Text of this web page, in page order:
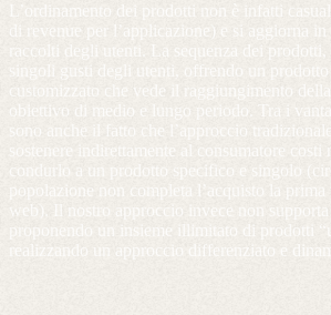
L’ordinamento dei prodotti non è infatti
di revenue per l’applicazione) e si aggiorna in
raccolti degli utenti. La sequenza dei prodotti,
singoli gusti degli utenti, offrendo un prodotto
customizzato che vede il raggiungimento della
obiettivo di medio e lungo periodo. Tra i
sono anche il fatto che l’approccio tradizionale
sostenere indirettamente al consumatore costi
condurlo a un prodotto specifico e singolo
popolazione non completa l’acquisto la prima
web). Il nostro approccio invece non
proponendo un insieme illimitato di prodotti
realizzando un approccio differenziato e